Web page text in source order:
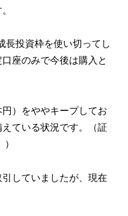
長投資枠を使い切ってし
座のみで今後は購入と
円）をややキープしてお
ている状況です。（証
していましたが、現在